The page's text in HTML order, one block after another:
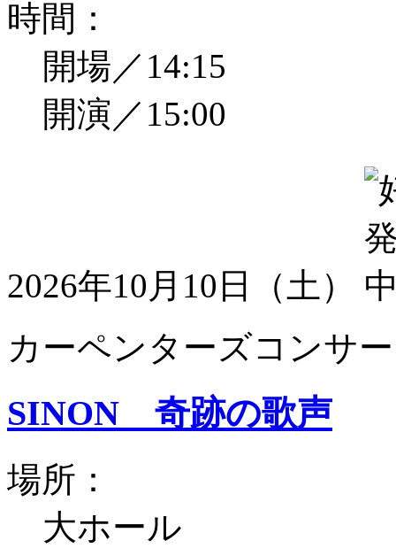
時間：
開場／14:15
開演／15:00
2026年10月10日（土）
カーペンターズコンサ
SINON 奇跡の歌声
場所：
大ホール